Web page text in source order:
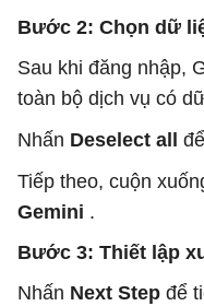
Bước 2: Chọn dữ
Sau khi đăng nhập,
toàn bộ dịch vụ có
Nhấn Deselect all
Tiếp theo, cuộn
Gemini .
Bước 3: Thiết lập
Nhấn Next Step để